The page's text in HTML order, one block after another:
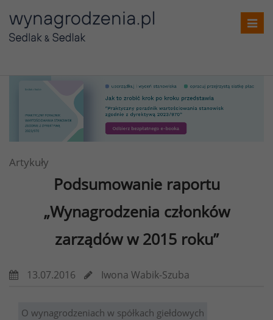
Artykuły
Podsumowanie raportu
„Wynagrodzenia członków
zarządów w 2015 roku”
13.07.2016 Iwona Wabik-Szuba
O wynagrodzeniach w spółkach giełdowych